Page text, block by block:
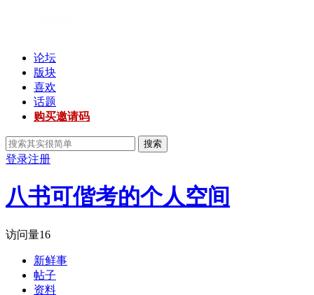
论坛
版块
喜欢
话题
购买邀请码
搜索
登录注册
八书可偕考的个人空间
访问量16
新鲜事
帖子
资料